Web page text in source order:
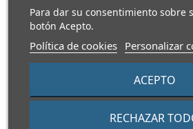
Para dar su consentimiento sobre
botón Acepto.
Política de cookies Personalizar
RECHAZAR
ACEPTO